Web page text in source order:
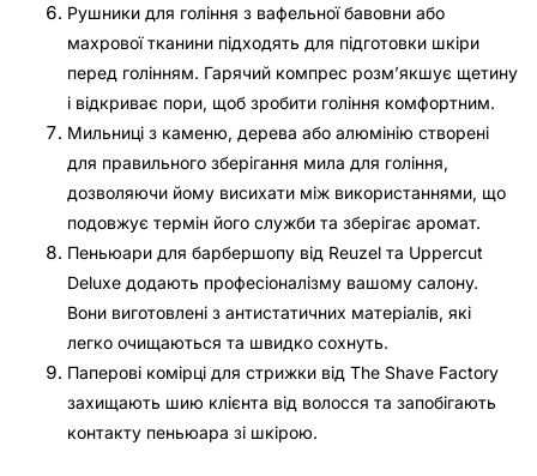
Рушники для гоління з вафельної бавовни або
махрової тканини підходять для підготовки шкіри
перед голінням. Гарячий компрес розм’якшує щетину
і відкриває пори, щоб зробити гоління комфортним.
Мильниці з каменю, дерева або алюмінію створені
для правильного зберігання мила для гоління,
дозволяючи йому висихати між використаннями, що
подовжує термін його служби та зберігає аромат.
Пеньюари для барбершопу від Reuzel та Uppercut
Deluxe додають професіоналізму вашому салону.
Вони виготовлені з антистатичних матеріалів, які
легко очищаються та швидко сохнуть.
Паперові комірці для стрижки від The Shave Factory
захищають шию клієнта від волосся та запобігають
контакту пеньюара зі шкірою.